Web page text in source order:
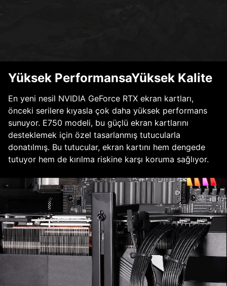
Yüksek PerformansaYüksek Kalite
En yeni nesil NVIDIA GeForce RTX ekran kartları,
önceki serilere kıyasla çok daha yüksek performans
sunuyor. E750 modeli, bu güçlü ekran kartlarını
desteklemek için özel tasarlanmış tutucularla
donatılmış. Bu tutucular, ekran kartını hem dengede
tutuyor hem de kırılma riskine karşı koruma sağlıyor.